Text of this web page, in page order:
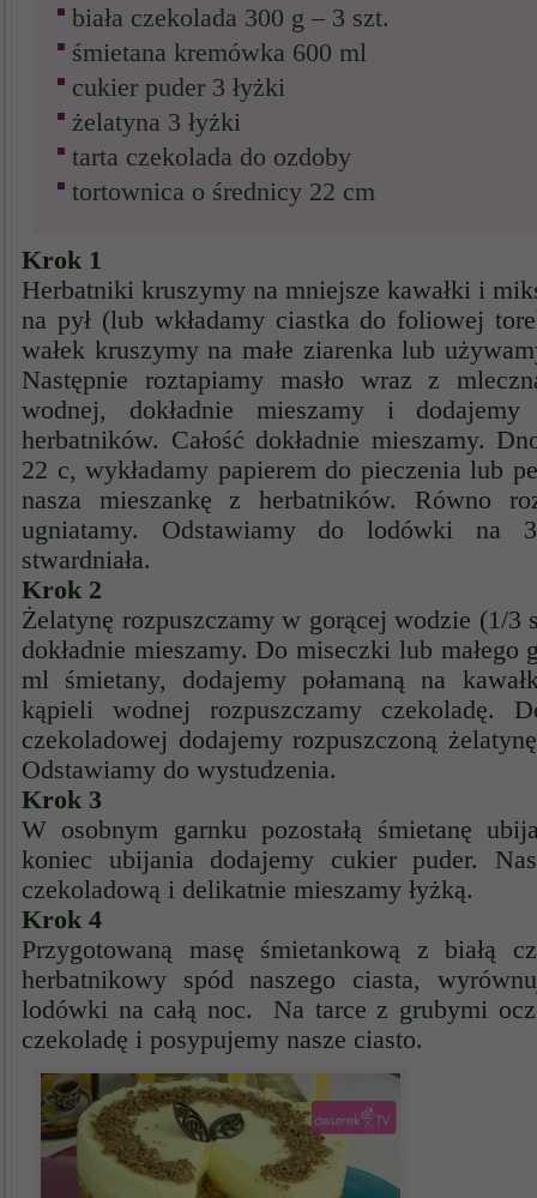
biała czekolada 300 g – 3 szt.
śmietana kremówka 600 ml
cukier puder 3 łyżki
żelatyna 3 łyżki
tarta czekolada do ozdoby
tortownica o średnicy 22 cm
Krok 1
Herbatniki kruszymy na mniejsze kawałki i
na pył (lub wkładamy ciastka do foliowej
wałek kruszymy na małe ziarenka lub
Następnie roztapiamy masło wraz z
wodnej, dokładnie mieszamy i
herbatników. Całość dokładnie mieszamy.
22 c, wykładamy papierem do pieczenia lub
nasza mieszankę z herbatników. Równo
ugniatamy. Odstawiamy do lodówki na
stwardniała.
Krok 2
Żelatynę rozpuszczamy w gorącej wodzie (1/
dokładnie mieszamy. Do miseczki lub małego
ml śmietany, dodajemy połamaną na
kąpieli wodnej rozpuszczamy czekoladę.
czekoladowej dodajemy rozpuszczoną
Odstawiamy do wystudzenia.
Krok 3
W osobnym garnku pozostałą śmietanę
koniec ubijania dodajemy cukier puder.
czekoladową i delikatnie mieszamy łyżką.
Krok 4
Przygotowaną masę śmietankową z białą
herbatnikowy spód naszego ciasta,
lodówki na całą noc. Na tarce z grubymi
czekoladę i posypujemy nasze ciasto.